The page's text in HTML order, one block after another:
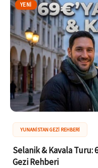
YENI
YUNANISTAN GEZI REHBERI
Selanik & Kavala Turu:
Gezi Rehberi